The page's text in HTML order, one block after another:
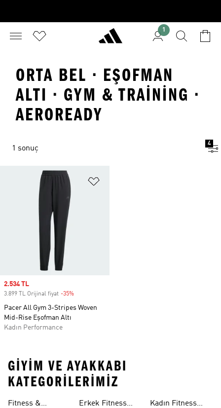
1
ORTA BEL · EŞOFMAN
ALTI · GYM & TRAINING ·
AEROREADY
1 sonuç
4
Sale price
2.534 TL
3.899 TL Orijinal fiyat -35%
Pacer All Gym 3-Stripes Woven
Mid-Rise Eşofman Altı
Kadın Performance
GIYIM VE AYAKKABI
KATEGORILERIMIZ
Fitness &
Sütyenleri
Erkek Fitness
Aksesuarları
Kadın Fitness